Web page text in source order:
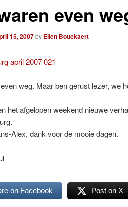
even
15, 2007by Ellen Bouckaert
weg. Maar ben gerust lezer, we
het afgelopen weekend nieuwe
Alex, dank voor de mooie dagen.
on Facebook Post on X